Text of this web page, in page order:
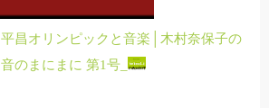
平昌オリンピックと音楽│木村奈保子の
音のまにまに 第1号_